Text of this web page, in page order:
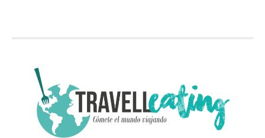
FOOTER